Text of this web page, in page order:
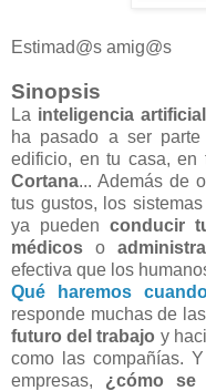
Estimad@s amig@s
Sinopsis
La inteligencia artificial
ha pasado a ser
edificio, en tu casa, en
Cortana... Además de
tus gustos, los
ya pueden conducir
médicos o
efectiva que los
Qué haremos
responde muchas de
futuro del trabajo y
como las compañías.
empresas, ¿cómo se